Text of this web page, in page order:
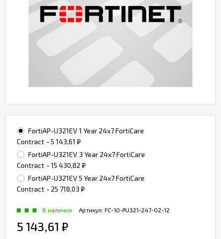
FortiAP-U321EV 1 Year 24x7 FortiCare
Contract - 5 143,61 ₽
FortiAP-U321EV 3 Year 24x7 FortiCare
Contract - 15 430,82 ₽
FortiAP-U321EV 5 Year 24x7 FortiCare
Contract - 25 718,03 ₽
Артикул: FC-10-PU321-247-02-12
В наличии
5 143,61 ₽